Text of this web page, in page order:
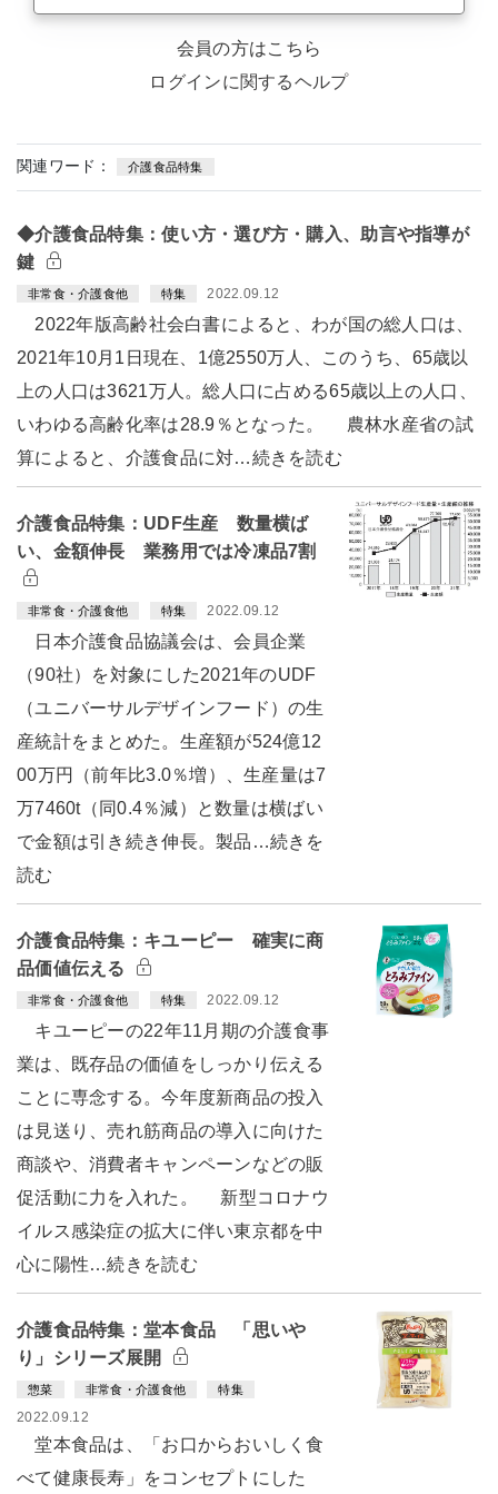
会員の方はこちら
ログインに関するヘルプ
関連ワード： 介護食品特集
◆介護食品特集：使い方・選び方・購入、助言や指導が
鍵
非常食・介護食他 特集 2022.09.12
2022年版高齢社会白書によると、わが国の総人口は、
2021年10月1日現在、1億2550万人、このうち、65歳以
上の人口は3621万人。総人口に占める65歳以上の人口、
いわゆる高齢化率は28.9％となった。 農林水産省の試
算によると、介護食品に対…続きを読む
介護食品特集：UDF生産 数量横ば
い、金額伸長 業務用では冷凍品7割
非常食・介護食他 特集 2022.09.12
日本介護食品協議会は、会員企業
（90社）を対象にした2021年のUDF
（ユニバーサルデザインフード）の生
産統計をまとめた。生産額が524億12
00万円（前年比3.0％増）、生産量は7
万7460t（同0.4％減）と数量は横ばい
で金額は引き続き伸長。製品…続きを
読む
介護食品特集：キユーピー 確実に商
品価値伝える
非常食・介護食他 特集 2022.09.12
キユーピーの22年11月期の介護食事
業は、既存品の価値をしっかり伝える
ことに専念する。今年度新商品の投入
は見送り、売れ筋商品の導入に向けた
商談や、消費者キャンペーンなどの販
促活動に力を入れた。 新型コロナウ
イルス感染症の拡大に伴い東京都を中
心に陽性…続きを読む
介護食品特集：堂本食品 「思いや
り」シリーズ展開
惣菜 非常食・介護食他 特集
2022.09.12
堂本食品は、「お口からおいしく食
べて健康長寿」をコンセプトにした